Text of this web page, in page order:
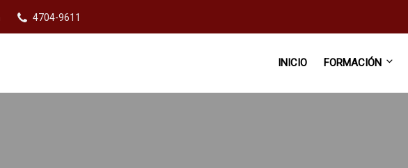
4704-9611
INICIO FORMACIÓN